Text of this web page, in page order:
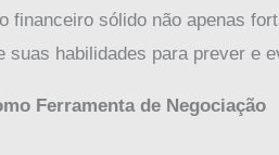
financeiro sólido não apenas
suas habilidades para prever e
Ferramenta de Negociação